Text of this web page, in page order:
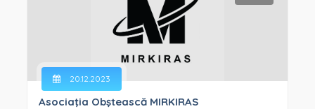
20.12.2023
Asociaţia Obştească MIRKIRAS